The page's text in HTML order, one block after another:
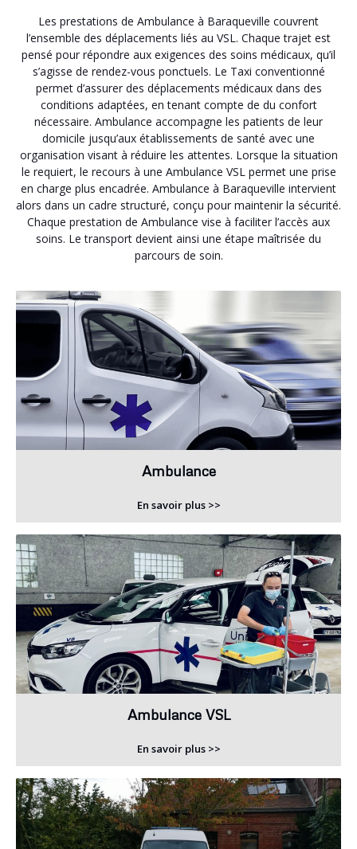
Les prestations de Ambulance à Baraqueville couvrent
l’ensemble des déplacements liés au VSL. Chaque trajet est
pensé pour répondre aux exigences des soins médicaux, qu’il
s’agisse de rendez-vous ponctuels. Le Taxi conventionné
permet d’assurer des déplacements médicaux dans des
conditions adaptées, en tenant compte de du confort
nécessaire. Ambulance accompagne les patients de leur
domicile jusqu’aux établissements de santé avec une
organisation visant à réduire les attentes. Lorsque la situation
le requiert, le recours à une Ambulance VSL permet une prise
en charge plus encadrée. Ambulance à Baraqueville intervient
alors dans un cadre structuré, conçu pour maintenir la sécurité.
Chaque prestation de Ambulance vise à faciliter l’accès aux
soins. Le transport devient ainsi une étape maîtrisée du
parcours de soin.
Ambulance
En savoir plus >>
Ambulance VSL
En savoir plus >>